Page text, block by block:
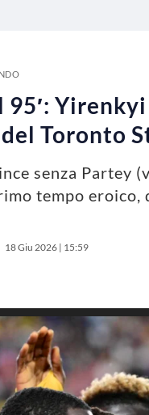
95′:
Toronto
senza Partey
tempo
18 Giu 2026 | 15:59